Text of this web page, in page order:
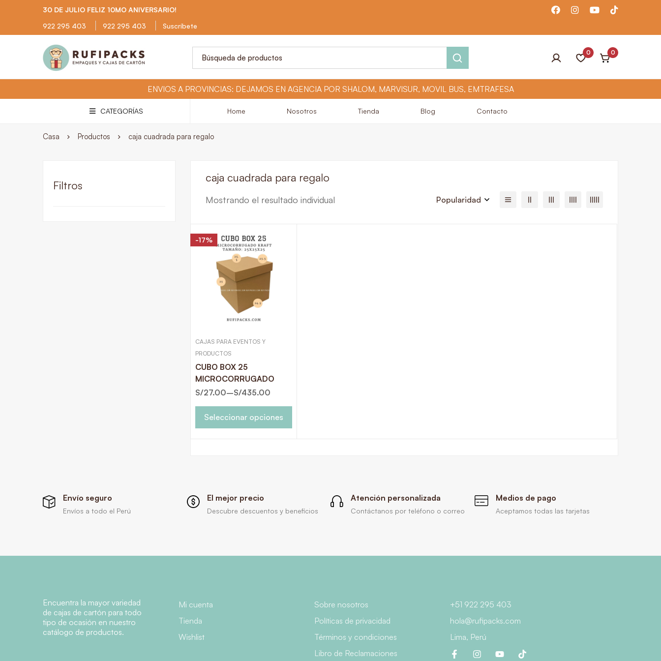
30 DE JULIO FELIZ 10MO ANIVERSARIO!
922 295 403
922 295 403 Suscríbete
0 0
CATEGORÍAS Home Nosotros Tienda Blog Contacto
Casa Productos caja cuadrada para regalo
Filtros
caja cuadrada para regalo
Mostrando el resultado individual Popularidad
-17%
CAJAS PARA EVENTOS Y
PRODUCTOS
CUBO BOX 25
MICROCORRUGADO
S/27.00–S/435.00
Seleccionar opciones
Envío seguro
Envíos a todo el Perú
El mejor precio
Descubre descuentos y beneficios
Atención personalizada
Contáctanos por teléfono o correo
Medios de pago
Aceptamos todas las tarjetas
Encuentra la mayor variedad
de cajas de cartón para todo
tipo de ocasión en nuestro
catálogo de productos.
Mi cuenta
Tienda
Wishlist
Sobre nosotros
Políticas de privacidad
Términos y condiciones
Libro de Reclamaciones
+51 922 295 403
hola@rufipacks.com
Lima, Perú